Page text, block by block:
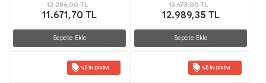
12.286,00 TL
11.671,70 TL
Sepete Ekle
13.673,00 TL
12.989,35 TL
Sepete Ekle
%5 İNDIRIM %5 İNDIRIM